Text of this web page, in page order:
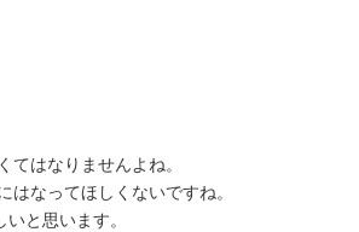
てはなりませんよね。
なってほしくないですね。
と思います。